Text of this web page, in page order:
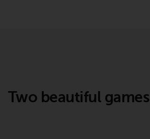
Two beautiful games